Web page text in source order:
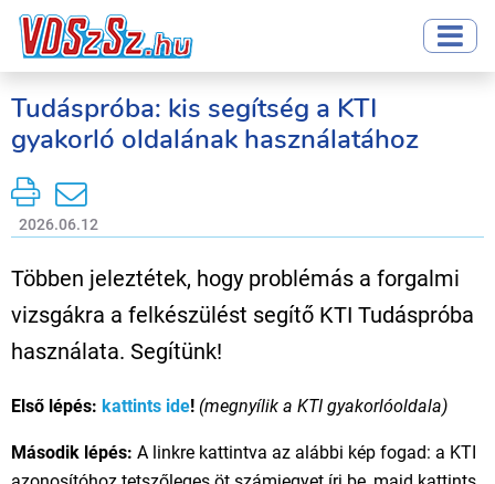
Tudáspróba: kis segítség a KTI
gyakorló oldalának használatához
2026.06.12
Többen jeleztétek, hogy problémás a forgalmi
vizsgákra a felkészülést segítő KTI Tudáspróba
használata. Segítünk!
Első lépés: kattints ide! (megnyílik a KTI gyakorlóoldala)
Második lépés: A linkre kattintva az alábbi kép fogad: a KTI